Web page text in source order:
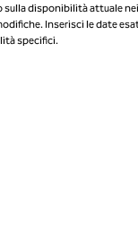
sulla disponibilità attuale
Inserisci le date
specifici.